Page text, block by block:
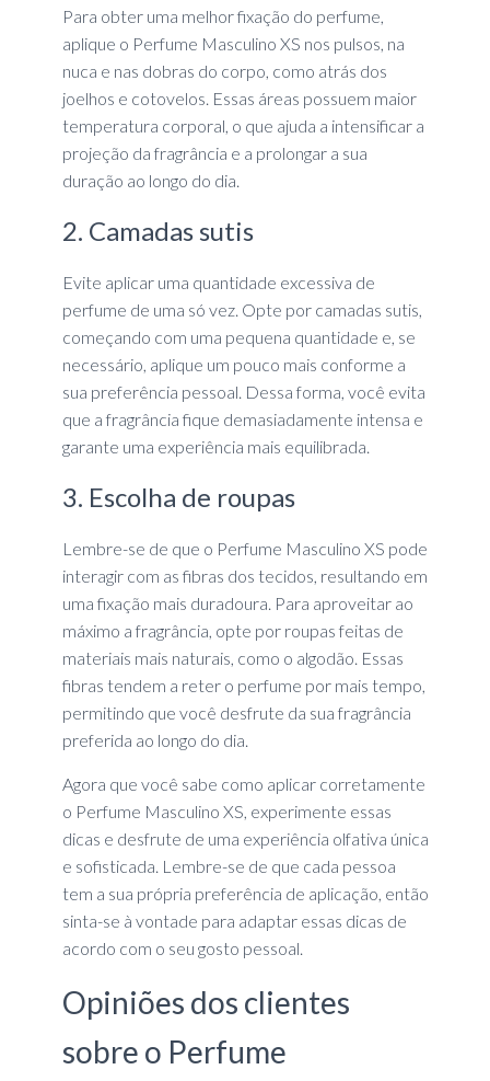
Para obter uma melhor fixação do perfume,
aplique o Perfume Masculino XS nos pulsos, na
nuca e nas dobras do corpo, como atrás dos
joelhos e cotovelos. Essas áreas possuem maior
temperatura corporal, o que ajuda a intensificar a
projeção da fragrância e a prolongar a sua
duração ao longo do dia.
2. Camadas sutis
Evite aplicar uma quantidade excessiva de
perfume de uma só vez. Opte por camadas sutis,
começando com uma pequena quantidade e, se
necessário, aplique um pouco mais conforme a
sua preferência pessoal. Dessa forma, você evita
que a fragrância fique demasiadamente intensa e
garante uma experiência mais equilibrada.
3. Escolha de roupas
Lembre-se de que o Perfume Masculino XS pode
interagir com as fibras dos tecidos, resultando em
uma fixação mais duradoura. Para aproveitar ao
máximo a fragrância, opte por roupas feitas de
materiais mais naturais, como o algodão. Essas
fibras tendem a reter o perfume por mais tempo,
permitindo que você desfrute da sua fragrância
preferida ao longo do dia.
Agora que você sabe como aplicar corretamente
o Perfume Masculino XS, experimente essas
dicas e desfrute de uma experiência olfativa única
e sofisticada. Lembre-se de que cada pessoa
tem a sua própria preferência de aplicação, então
sinta-se à vontade para adaptar essas dicas de
acordo com o seu gosto pessoal.
Opiniões dos clientes
sobre o Perfume